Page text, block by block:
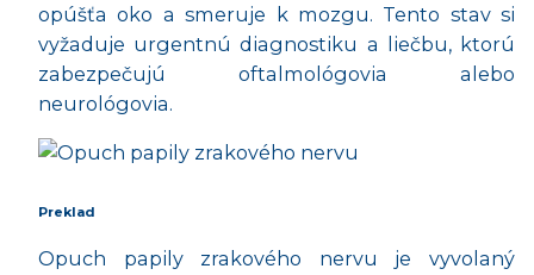
opúšťa oko a smeruje k mozgu. Tento stav si
vyžaduje urgentnú diagnostiku a liečbu, ktorú
zabezpečujú oftalmológovia alebo
neurológovia.
Preklad
Opuch papily zrakového nervu je vyvolaný